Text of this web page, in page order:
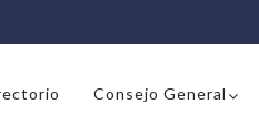
Consejo General